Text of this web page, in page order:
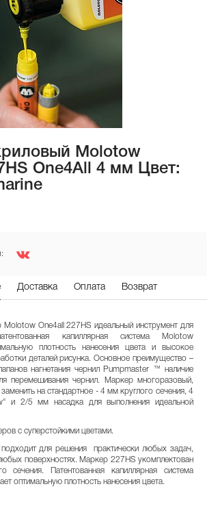
Molotow
One4All 4 мм Цвет:
Доставка Оплата Возврат
One4all 227HS идеальный инструмент для
капиллярная система Molotow
плотность нанесения цвета и высокое
деталей рисунка. Основное преимущество –
нагнетания чернил Pumpmaster ™ наличие
перемешивания чернил. Маркер многоразовый,
на стандартное - 4 мм круглого сечения, 4
и 2/5 мм насадка для выполнения идеальной
с суперстойкими цветами.
для решения практически любых задач,
поверхностях. Маркер 227HS укомплектован
Патентованная капиллярная система
оптимальную плотность нанесения цвета.